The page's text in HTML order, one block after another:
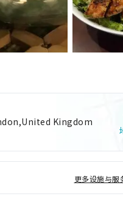
Kingdom
更多设施与服